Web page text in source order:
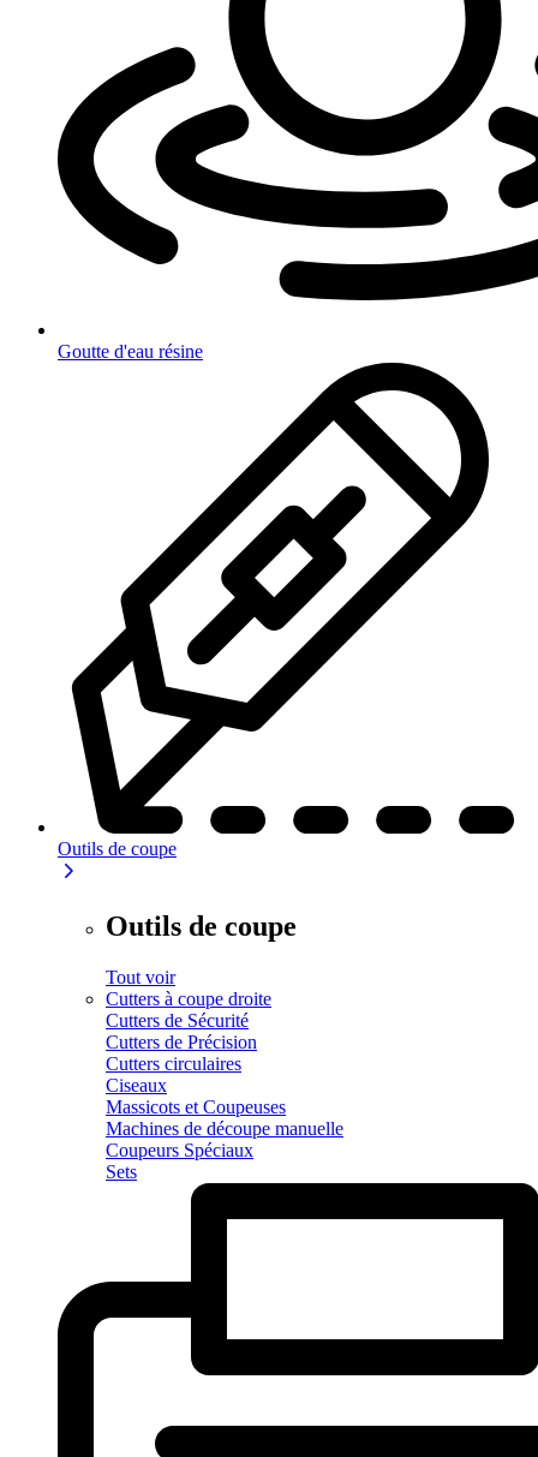
Goutte d'eau résine
Outils de coupe
Outils de coupe
Tout voir
Cutters à coupe droite
Cutters de Sécurité
Cutters de Précision
Cutters circulaires
Ciseaux
Massicots et Coupeuses
Machines de découpe manuelle
Coupeurs Spéciaux
Sets